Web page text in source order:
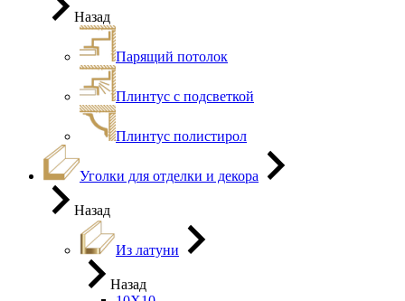
Назад
Парящий потолок
Плинтус с подсветкой
Плинтус полистирол
Уголки для отделки и декора
Назад
Из латуни
Назад